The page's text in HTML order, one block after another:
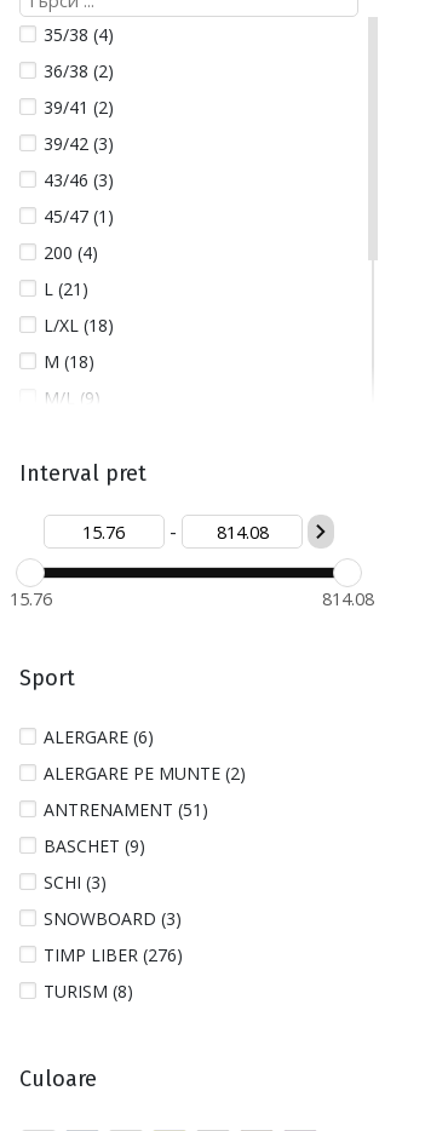
PUMA (12)
QUIKSILVER (8)
REEBOK (1)
SNEAKY (2)
STANCE (15)
THE NORTH FACE (2)
TOMMY JEANS (1)
35/38 (4)
36/38 (2)
39/41 (2)
39/42 (3)
43/46 (3)
45/47 (1)
200 (4)
L (21)
L/XL (18)
M (18)
M/L (9)
OSFA (15)
S (8)
S/M (10)
Interval pret
-
15.76 814.08
Sport
ALERGARE (6)
ALERGARE PE MUNTE (2)
ANTRENAMENT (51)
BASCHET (9)
SCHI (3)
SNOWBOARD (3)
TIMP LIBER (276)
TURISM (8)
Culoare